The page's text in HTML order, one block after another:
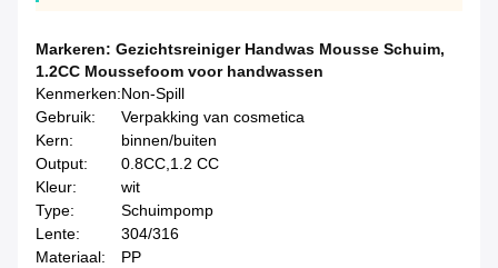
Markeren: Gezichtsreiniger Handwas Mousse Schuim,
1.2CC Moussefoom voor handwassen
Kenmerken:Non-Spill
Gebruik:
Verpakking van cosmetica
Kern:
binnen/buiten
Output:
0.8CC,1.2 CC
Kleur:
wit
Type:
Schuimpomp
Lente:
304/316
Materiaal:
PP